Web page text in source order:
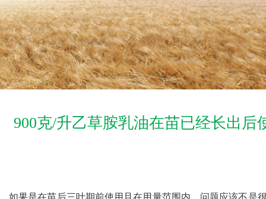
网站首页 技术指导 常见问题解答
900克/升乙草胺乳油在苗已经长出
如果是在苗后三叶期前使用且在用量范围内，问题应该不是